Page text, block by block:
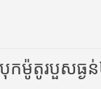
កម៉ូតូរបួសធ្ង